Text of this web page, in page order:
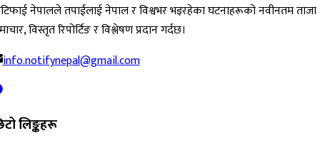
नेपालले तपाईंलाई नेपाल र विश्वभर भइरहेका घटनाहरूको नवीनतम ताजा
विस्तृत रिपोर्टिङ र विश्लेषण प्रदान गर्दछ।
info.notifynepal@gmail.com
लिङ्कहरू